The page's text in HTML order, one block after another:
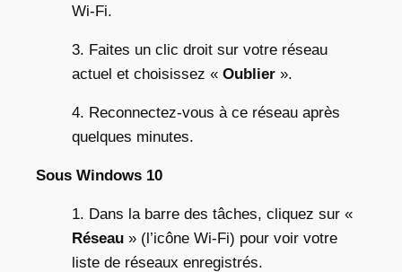
Wi-Fi.
3. Faites un clic droit sur votre réseau
actuel et choisissez « Oublier ».
4. Reconnectez-vous à ce réseau après
quelques minutes.
Sous Windows 10
1. Dans la barre des tâches, cliquez sur «
Réseau » (l’icône Wi-Fi) pour voir votre
liste de réseaux enregistrés.